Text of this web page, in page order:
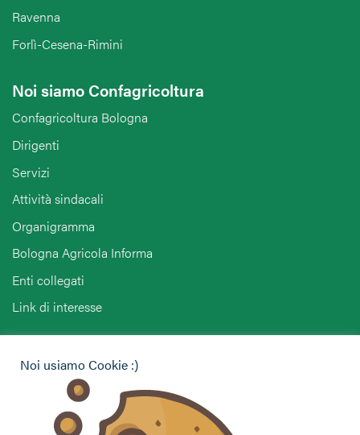
Ravenna
Forlì-Cesena-Rimini
Noi siamo Confagricoltura
Confagricoltura Bologna
Dirigenti
Servizi
Attività sindacali
Organigramma
Bologna Agricola Informa
Enti collegati
Link di interesse
Vuoi contattarci per ricevere assistenza, lasciare un
commento o chiedere informazioni?
Noi usiamo Cookie :)